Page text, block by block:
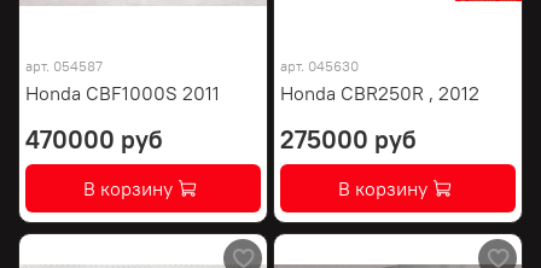
арт. 054587
Honda CBF1000S 2011
470000 руб
В корзину
арт. 045630
Honda CBR250R , 2012
275000 руб
В корзину